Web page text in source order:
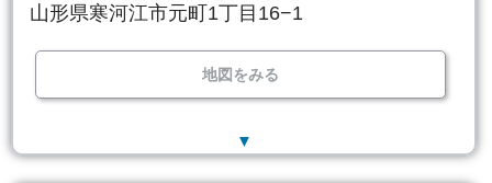
山形県寒河江市元町1丁目16−1
地図をみる
▼